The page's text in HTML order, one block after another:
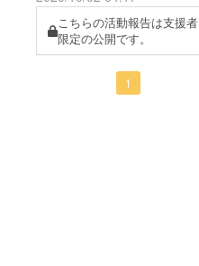
ん。こちらの活動報告は支援者
限定の公開です。
1